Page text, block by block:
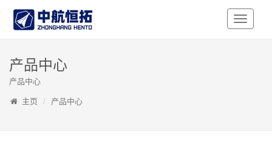
Toggle
产品中心
产品中心
主页 产品中心